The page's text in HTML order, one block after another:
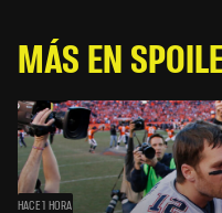
MÁS EN
HACE 1 HORA